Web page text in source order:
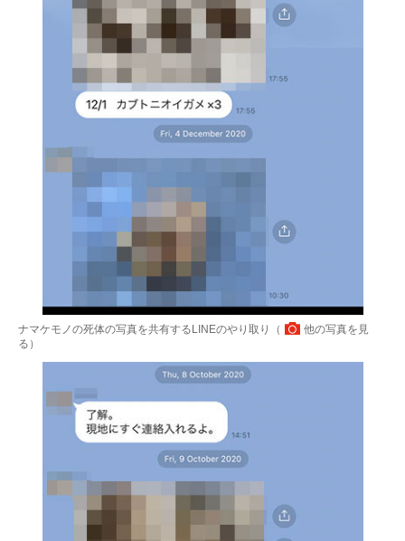
ナマケモノの死体の写真を共有するLINEのやり取り（
他の写真を見
る ）